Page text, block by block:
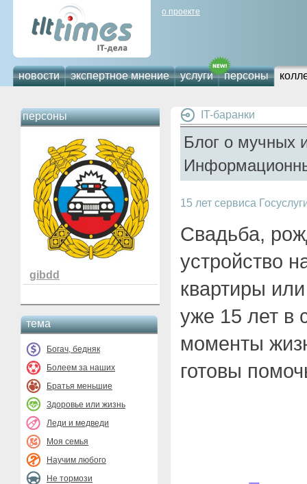
о проекте
новости экспертное мнение услуги персоны
персоны
gibdd
тема
Богач, бедняк
Болеем за наших
Братья меньшие
Здоровье или жизнь
Леди и медведи
Моя семья
Научим любого
Не тормози
IT-баранки
Блог о мучных
15 лет сервиса
Свадьба,
устройство
квартиры
уже 15 лет в
моменты
готовы